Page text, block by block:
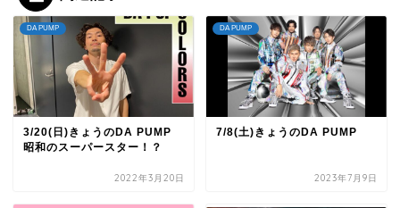
DA PUMP
3/20(日)きょうのDA PUMP
昭和のスーパースター！？
2022年3月20日
DA PUMP
7/8(土)きょうのDA PUMP
2023年7月9日